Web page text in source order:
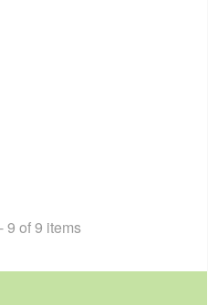
9 of 9 items